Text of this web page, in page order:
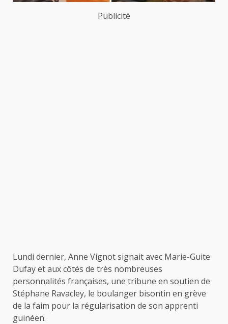
Publicité
Lundi dernier, Anne Vignot signait avec Marie-Guite
Dufay et aux côtés de très nombreuses
personnalités françaises, une tribune en soutien de
Stéphane Ravacley, le boulanger bisontin en grève
de la faim pour la régularisation de son apprenti
guinéen.